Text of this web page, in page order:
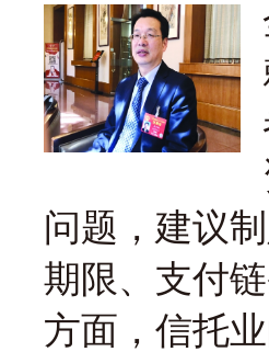
问题，建议
期限、支付
方面，信托